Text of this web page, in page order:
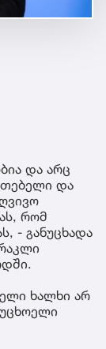
და არც
და
რომ
- განუცხადა
ხალხი არ